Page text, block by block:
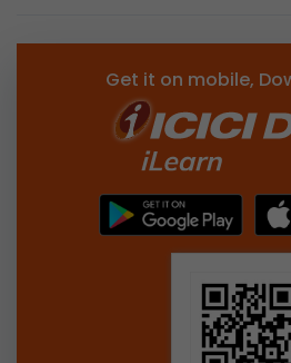
Get it on mobile,